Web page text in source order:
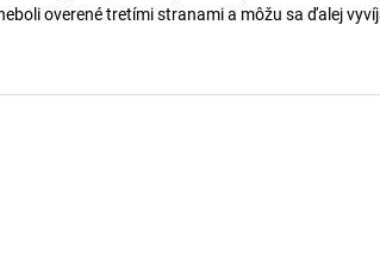
overené tretími stranami a môžu sa ďalej